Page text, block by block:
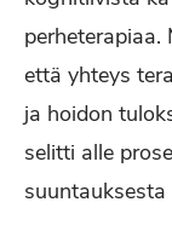
että yhteys
ja hoidon
selitti alle